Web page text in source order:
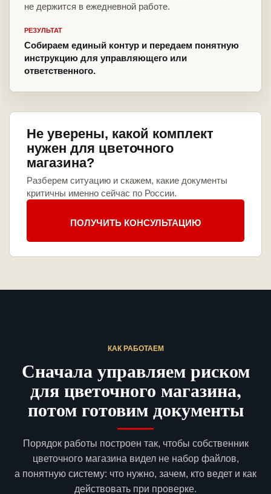
не держится в ежедневной работе.
РЕЗУЛЬТАТ
Собираем единый контур и передаем понятную
инструкцию для управляющего или
ответственного.
Не уверены, какой комплект
нужен для цветочного
магазина?
Разберем ситуацию и скажем, какие документы
критичны именно сейчас по России.
ПОЛУЧИТЬ КОНСУЛЬТАЦИЮ
КАК РАБОТАЕМ
Сначала управляем риском
для цветочного магазина,
потом готовим документы
Порядок работы построен так, чтобы собственник
цветочного магазина видел не набор файлов,
а понятную систему: что нужно, зачем, кто ведет и как
действовать при проверке.